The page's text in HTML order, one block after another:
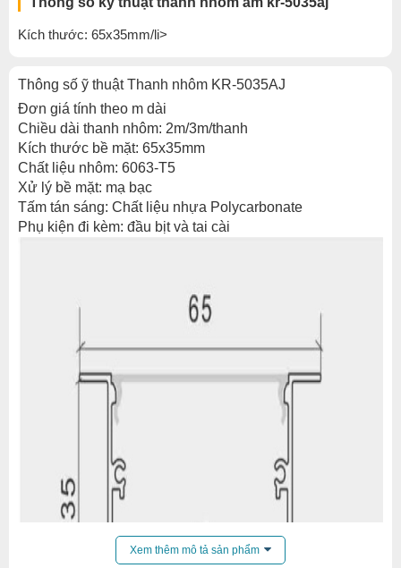
Kích thước: 65x35mm/li>
Thông số ỹ thuật Thanh nhôm KR-5035AJ
Đơn giá tính theo m dài
Chiều dài thanh nhôm: 2m/3m/thanh
Kích thước bề mặt: 65x35mm
Chất liệu nhôm: 6063-T5
Xử lý bề mặt: mạ bạc
Tấm tán sáng: Chất liệu nhựa Polycarbonate
Phụ kiện đi kèm: đầu bịt và tai cài
Xem thêm mô tả sản phẩm